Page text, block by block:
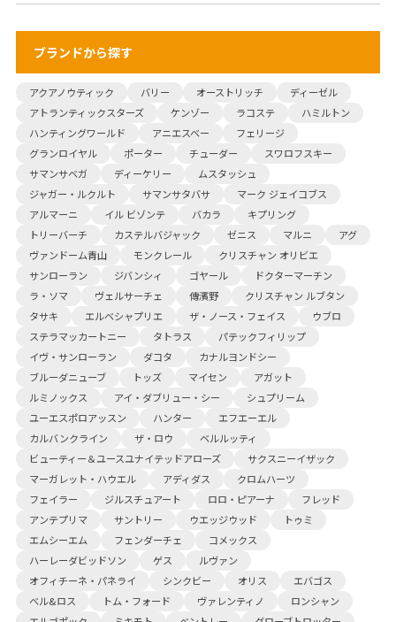
ブランドから探す
アクアノウティック バリー オーストリッチ
ディーゼル
アトランティックスターズ
ケンゾー ラコステ
ハミルトン
ハンティングワールド
アニエスベー
フェリージ
グランロイヤル
ポーター チューダー
スワロフスキー
サマンサベガ
ディーケリー
ムスタッシュ
ジャガー・ルクルト
サマンサタバサ
マーク ジェイコブス
アルマーニ
イル ビゾンテ バカラ
キプリング
トリーバーチ
カステルバジャック ゼニス マルニ
アグ
ヴァンドーム青山
モンクレール
クリスチャン オリビエ
サンローラン
ジバンシィ ゴヤール
ドクターマーチン
ラ・ソマ
ヴェルサーチェ 傳濱野
クリスチャン ルブタン
タサキ
エルベシャプリエ ザ・ノース・フェイス
ウブロ
ステラマッカートニー
タトラス
パテックフィリップ
イヴ・サンローラン
ダコタ
カナルヨンドシー
ブルーダニューブ
トッズ マイセン
アガット
ルミノックス
アイ・ダブリュー・シー
シュプリーム
ユーエスポロアッスン
ハンター
エフエーエル
カルバンクライン
ザ・ロウ
ベルルッティ
ビューティー＆ユースユナイテッドアローズ
サクスニーイザック
マーガレット・ハウエル
アディダス
クロムハーツ
フェイラー
ジルスチュアート ロロ・ピアーナ
フレッド
アンテプリマ
サントリー ウエッジウッド
トゥミ
エムシーエム
フェンダーチェ
コメックス
ハーレーダビッドソン
ゲス
ルヴァン
オフィチーネ・パネライ
シンクビー オリス
エバゴス
ベル&ロス
トム・フォード ヴァレンティノ
ロンシャン